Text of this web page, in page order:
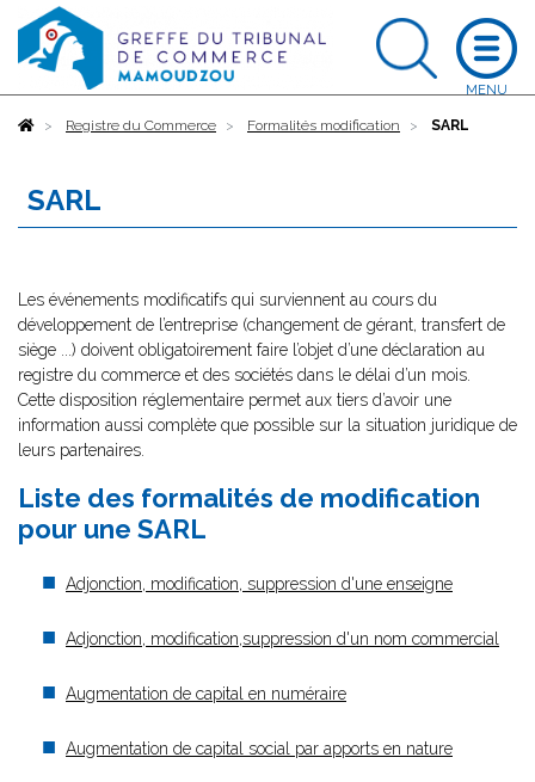
AccueilRegistre du Commerce Formalités modification SARL
SARL
Les événements modificatifs qui surviennent au cours du
développement de l’entreprise (changement de gérant, transfert de
siège ...) doivent obligatoirement faire l’objet d’une déclaration au
registre du commerce et des sociétés dans le délai d’un mois.
Cette disposition réglementaire permet aux tiers d’avoir une
information aussi complète que possible sur la situation juridique de
leurs partenaires.
Liste des formalités de modification
pour une SARL
Adjonction, modification, suppression d'une enseigne
Adjonction, modification,suppression d'un nom commercial
Augmentation de capital en numéraire
Augmentation de capital social par apports en nature